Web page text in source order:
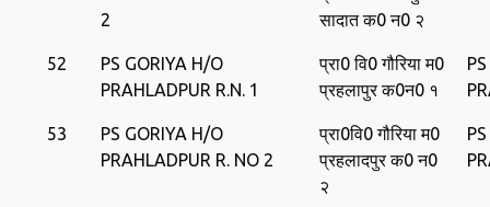
2
सादात क0 न0 २
52
PS GORIYA H/O
PRAHLADPUR R.N. 1
प्रा0 वि0 गौरिया म0
प्रहलापुर क0न0 १
53
PS GORIYA H/O
PRAHLADPUR R. NO 2
प्रा0‍वि0 गौरिया म0
प्रहलादपुर क0 न0
२